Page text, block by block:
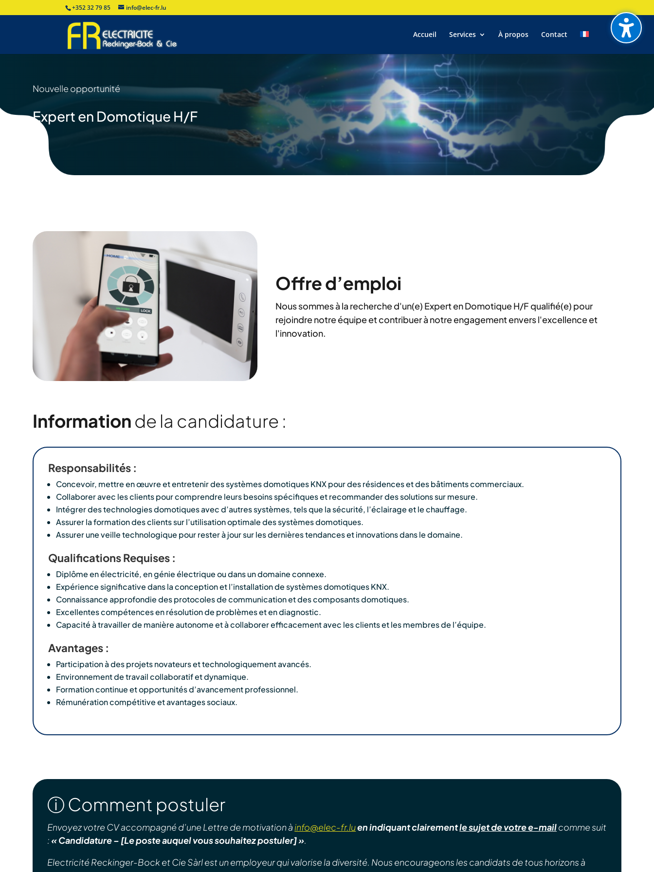
+352 32 79 85 info@elec-fr.lu
Accueil Services À propos Contact
Nouvelle opportunité
Expert en Domotique H/F
Offre d’emploi
Nous sommes à la recherche d'un(e) Expert en Domotique H/F qualifié(e) pour
rejoindre notre équipe et contribuer à notre engagement envers l'excellence et
l'innovation.
Information de la candidature :
Responsabilités :
Concevoir, mettre en œuvre et entretenir des systèmes domotiques KNX pour des résidences et des bâtiments commerciaux.
Collaborer avec les clients pour comprendre leurs besoins spécifiques et recommander des solutions sur mesure.
Intégrer des technologies domotiques avec d’autres systèmes, tels que la sécurité, l’éclairage et le chauffage.
Assurer la formation des clients sur l’utilisation optimale des systèmes domotiques.
Assurer une veille technologique pour rester à jour sur les dernières tendances et innovations dans le domaine.
Qualifications Requises :
Diplôme en électricité, en génie électrique ou dans un domaine connexe.
Expérience significative dans la conception et l’installation de systèmes domotiques KNX.
Connaissance approfondie des protocoles de communication et des composants domotiques.
Excellentes compétences en résolution de problèmes et en diagnostic.
Capacité à travailler de manière autonome et à collaborer efficacement avec les clients et les membres de l’équipe.
Avantages :
Participation à des projets novateurs et technologiquement avancés.
Environnement de travail collaboratif et dynamique.
Formation continue et opportunités d’avancement professionnel.
Rémunération compétitive et avantages sociaux.
ⓘ Comment postuler
Envoyez votre CV accompagné d’une Lettre de motivation à info@elec-fr.luen indiquant clairementle sujet de votre e-mailcomme suit
: « Candidature – [Le poste auquel vous souhaitez postuler] ».
Electricité Reckinger-Bock et Cie Sàrl est un employeur qui valorise la diversité. Nous encourageons les candidats de tous horizons à